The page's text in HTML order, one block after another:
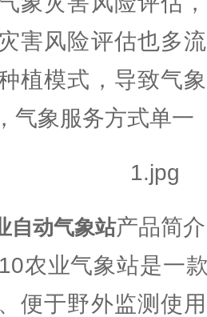
害风险评估也多
植模式，导致气
气象服务方式单一
自动气象站产品简介
业气象站是一款
便于野外监测使